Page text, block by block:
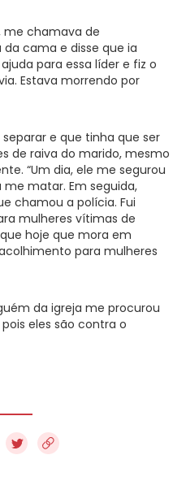
me chamava de
cama e disse que ia
para essa líder e fiz o
Estava morrendo por
e que tinha que ser
de raiva do marido, mesmo
“Um dia, ele me segurou
matar. Em seguida,
chamou a polícia. Fui
mulheres vítimas de
hoje que mora em
para mulheres
da igreja me procurou
eles são contra o